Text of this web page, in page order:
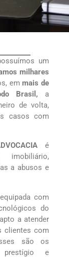
um
milhares
emmais de
Brasil, a
de volta,
casos com
é
a abusos e
com
do
a atender
clientes com
são os
e